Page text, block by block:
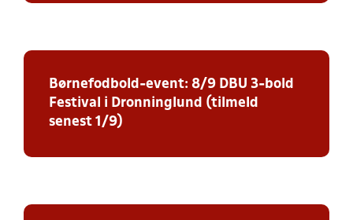
Børnefodbold-event: 8/9 DBU 3-bold
Festival i Dronninglund (tilmeld
senest 1/9)